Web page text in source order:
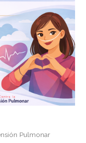
Pulmonar